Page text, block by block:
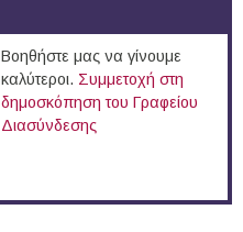
Βοηθήστε μας να γίνουμε
καλύτεροι. Συμμετοχή στη
δημοσκόπηση του Γραφείου
Διασύνδεσης